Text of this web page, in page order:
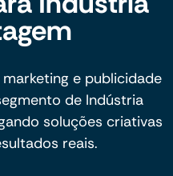
e publicidade
de Indústria
soluções criativas
reais.